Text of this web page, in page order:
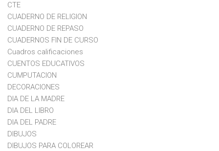
CTE
CUADERNO DE RELIGION
CUADERNO DE REPASO
CUADERNOS FIN DE CURSO
Cuadros calificaciones
CUENTOS EDUCATIVOS
CUMPUTACION
DECORACIONES
DIA DE LA MADRE
DIA DEL LIBRO
DIA DEL PADRE
DIBUJOS
DIBUJOS PARA COLOREAR